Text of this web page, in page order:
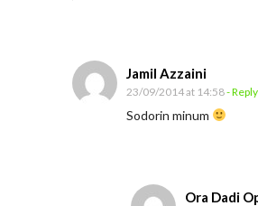
K
Jamil Azzaini
23/09/2014 at 14:58- Reply
Sodorin minum
Ora Dadi